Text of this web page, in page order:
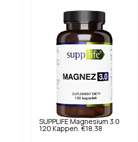
SUPPLIFE Magnesium 3.0
120 Kappen. €18,38